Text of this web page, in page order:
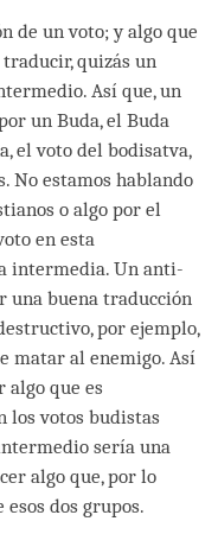
de un voto; y algo que
quizás un
Así que, un
un Buda, el Buda
el voto del bodisatva,
No estamos hablando
o algo por el
en esta
intermedia. Un anti-
una buena traducción
por ejemplo,
matar al enemigo. Así
algo que es
los votos budistas
sería una
algo que, por lo
dos grupos.